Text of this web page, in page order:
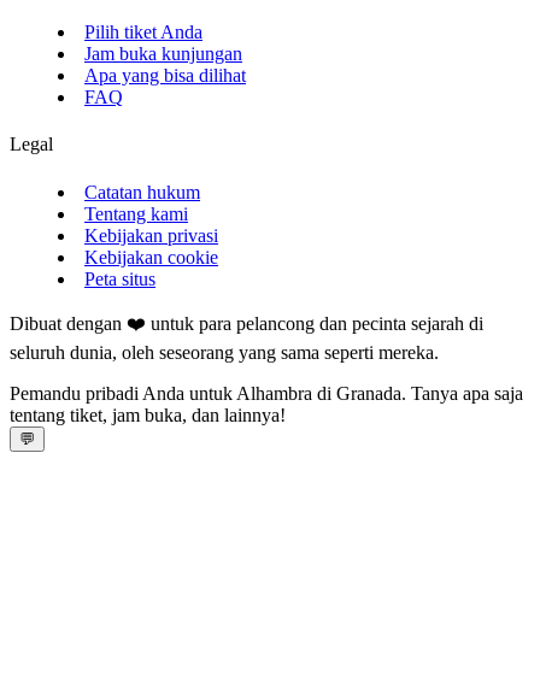
Pilih tiket Anda
Jam buka kunjungan
Apa yang bisa dilihat
FAQ
Legal
Catatan hukum
Tentang kami
Kebijakan privasi
Kebijakan cookie
Peta situs
Dibuat dengan ❤️ untuk para pelancong dan pecinta sejarah di
seluruh dunia, oleh seseorang yang sama seperti mereka.
Pemandu pribadi Anda untuk Alhambra di Granada. Tanya apa saja
tentang tiket, jam buka, dan lainnya!
💬